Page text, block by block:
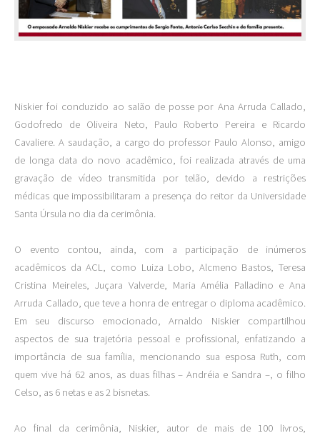
Niskier foi conduzido ao salão de posse por Ana Arruda Callado,
Godofredo de Oliveira Neto, Paulo Roberto Pereira e Ricardo
Cavaliere. A saudação, a cargo do professor Paulo Alonso, amigo
de longa data do novo acadêmico, foi realizada através de uma
gravação de vídeo transmitida por telão, devido a restrições
médicas que impossibilitaram a presença do reitor da Universidade
Santa Úrsula no dia da cerimônia.
O evento contou, ainda, com a participação de inúmeros
acadêmicos da ACL, como Luiza Lobo, Alcmeno Bastos, Teresa
Cristina Meireles, Juçara Valverde, Maria Amélia Palladino e Ana
Arruda Callado, que teve a honra de entregar o diploma acadêmico.
Em seu discurso emocionado, Arnaldo Niskier compartilhou
aspectos de sua trajetória pessoal e profissional, enfatizando a
importância de sua família, mencionando sua esposa Ruth, com
quem vive há 62 anos, as duas filhas – Andréia e Sandra –, o filho
Celso, as 6 netas e as 2 bisnetas.
Ao final da cerimônia, Niskier, autor de mais de 100 livros,